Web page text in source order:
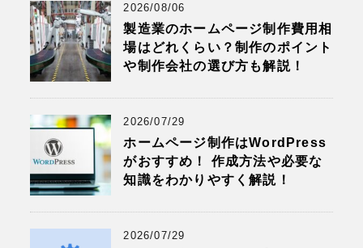
2026/08/06
製造業のホームページ制作費用相
場はどれくらい？制作のポイント
や制作会社の選び方も解説！
2026/07/29
ホームページ制作はWordPress
がおすすめ！ 作成方法や必要な
知識をわかりやすく解説！
2026/07/29